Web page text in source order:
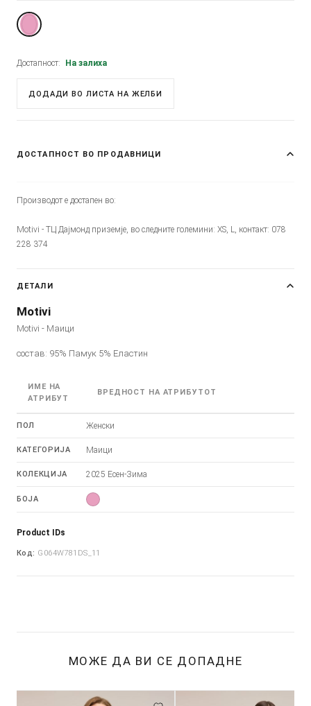
Достапност: На залиха
ДОДАДИ ВО ЛИСТА НА ЖЕЛБИ
ДОСТАПНОСТ ВО ПРОДАВНИЦИ
Производот е достапен во:
Motivi - ТЦ Дајмонд приземје, во следните големини: XS, L, контакт: 078
228 374
ДЕТАЛИ
Motivi
Motivi - Маици
состав: 95% Памук 5% Еластин
ИМЕ НА
АТРИБУТ
ВРЕДНОСТ НА АТРИБУТОТ
ПОЛ Женски
КАТЕГОРИЈА Маици
КОЛЕКЦИЈА 2025 Есен-Зима
БОЈА
Product IDs
Код: G064W781DS_11
МОЖЕ ДА ВИ СЕ ДОПАДНЕ